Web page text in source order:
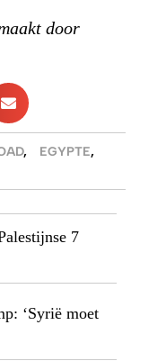
door
, EGYPTE,
7
‘Syrië moet